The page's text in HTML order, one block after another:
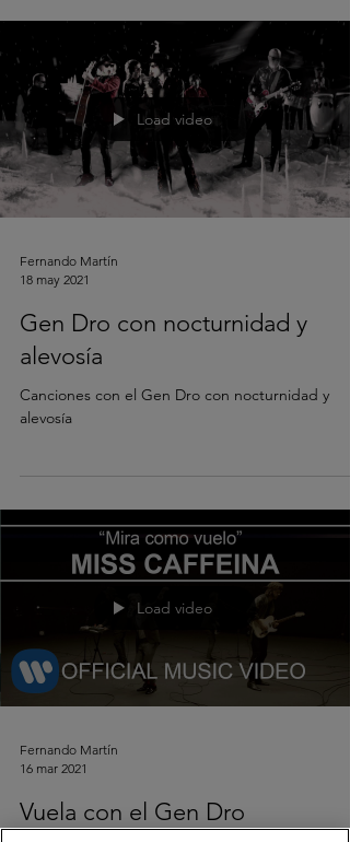
Load video
Fernando Martín
18 may 2021
Gen Dro con nocturnidad y
alevosía
Canciones con el Gen Dro con nocturnidad y
alevosía
Load video
Fernando Martín
16 mar 2021
Vuela con el Gen Dro